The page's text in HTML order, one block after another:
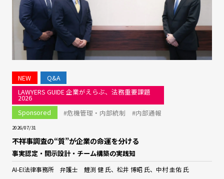
NEW
Q&A
LAWYERS GUIDE 企業がえらぶ、法務重要課題
2026
Sponsored
#危機管理・内部統制 #内部通報
2026/07/31
不祥事調査の“質”が企業の命運を分ける
事実認定・開示設計・チーム構築の実践知
AI-EI法律事務所 弁護士 鯉渕 健 氏、松井 博昭 氏、中村 圭佑 氏